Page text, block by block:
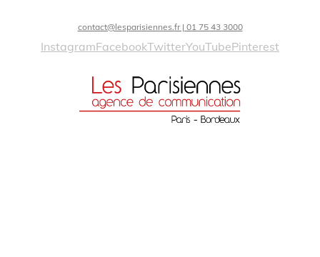
contact@lesparisiennes.fr | 01 75 43 3000
InstagramFacebookTwitterYouTubePinterest